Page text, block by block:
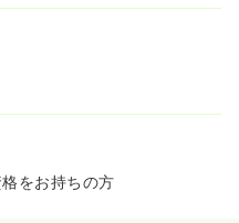
をお持ちの方